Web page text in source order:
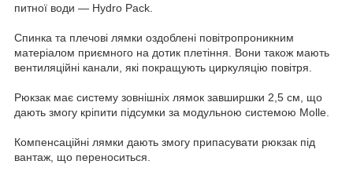
питної води — Hydro Pack.
Спинка та плечові лямки оздоблені повітропроникним
матеріалом приємного на дотик плетіння. Вони також мають
вентиляційні канали, які покращують циркуляцію повітря.
Рюкзак має систему зовнішніх лямок завширшки 2,5 см, що
дають змогу кріпити підсумки за модульною системою Molle.
Компенсаційні лямки дають змогу припасувати рюкзак під
вантаж, що переноситься.